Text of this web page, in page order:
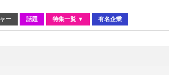
ー 話題 特集一覧 ▼ 有名企業